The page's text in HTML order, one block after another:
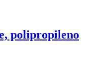
polipropileno